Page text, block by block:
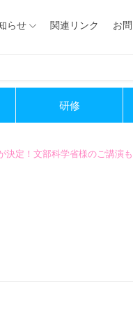
らせ 関連リンク お
研修
定！文部科学省様のご講演も